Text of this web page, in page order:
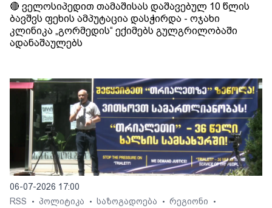
🔴 ველოსიპედით თამაშისას დაშავებულ 10 წლის
ბავშვს ფეხის ამპუტაცია დასჭირდა - ოჯახი
კლინიკა „გორმედის“ ექიმებს გულგრილობაში
ადანაშაულებს
06-07-2026 17:00
RSS
• პოლიტიკა • საზოგადოება • რეგიონი •